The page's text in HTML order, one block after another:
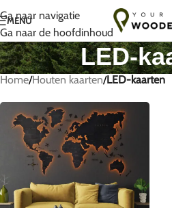
Ga naar navigatie
Ga naar de hoofdinhoud
Handgemaakt met liefde in Litouwen
MENU
LED-
Home/Houten kaarten/LED-kaarten